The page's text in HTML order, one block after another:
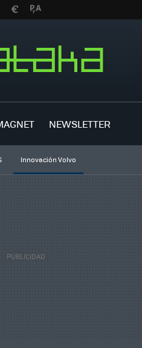
NEWSLETTER
Innovación Volvo